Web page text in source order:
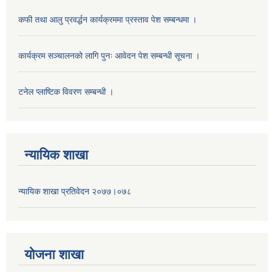
कफी तथा आलु प्रवर्द्धन कार्यक्रममा प्रस्ताव पेश सम्बन्धमा ।
कार्यक्रम सञ्चालनको लागि पुनः आवेदन पेश सम्बन्धी सूचना ।
टनेल प्लाष्टिक विवरण सम्बन्धी ।
न्यायिक शाखा
न्यायिक शाखा प्रतिवेदन २०७७।०७८
याेजना शाखा